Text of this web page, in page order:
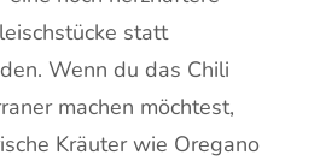
statt
Wenn du das Chili
machen möchtest,
Kräuter wie Oregano